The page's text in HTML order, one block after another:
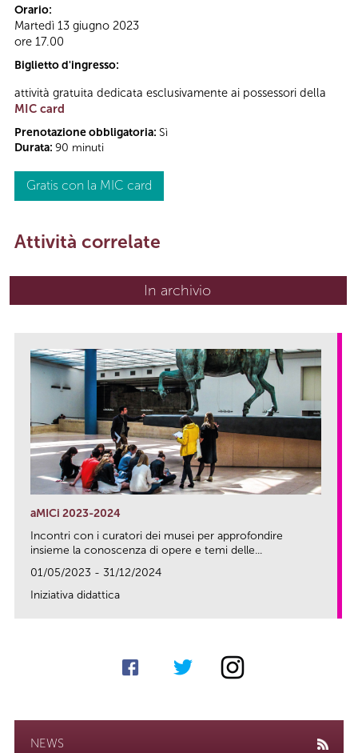
Orario:
Martedì 13 giugno 2023
ore 17.00
Biglietto d'ingresso:
attività gratuita dedicata esclusivamente ai possessori della
MIC card
Prenotazione obbligatoria: Sì
Durata: 90 minuti
Gratis con la MIC card
Attività correlate
In archivio
aMICi 2023-2024
Incontri con i curatori dei musei per approfondire
insieme la conoscenza di opere e temi delle...
01/05/2023 - 31/12/2024
Iniziativa didattica
NEWS